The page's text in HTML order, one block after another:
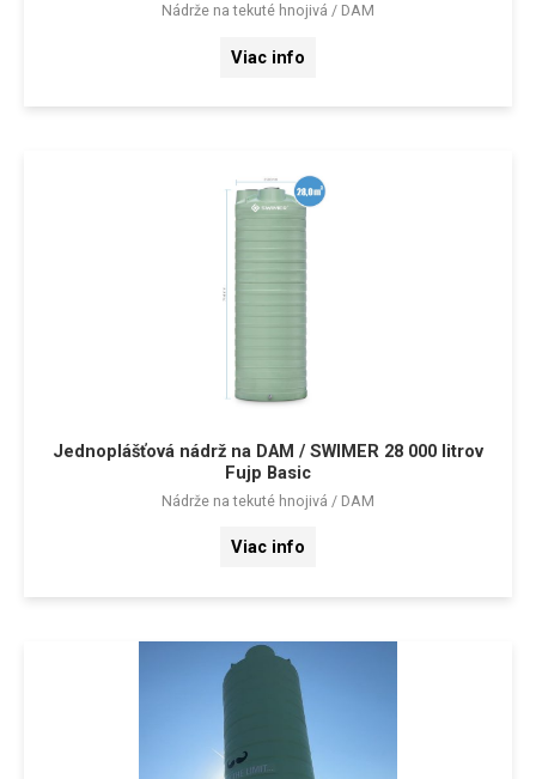
Nádrže na tekuté hnojivá / DAM
Viac info
Jednoplášťová nádrž na DAM / SWIMER 28 000 litrov
Fujp Basic
Nádrže na tekuté hnojivá / DAM
Viac info